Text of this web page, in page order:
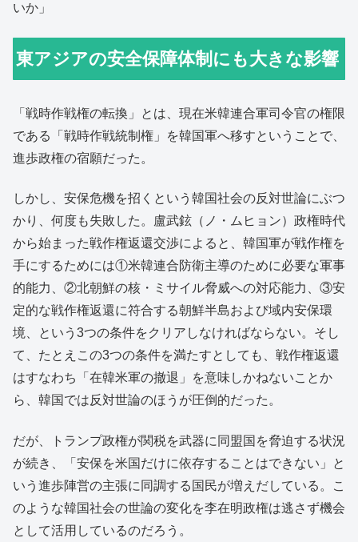
いか」
東アジアの安全保障体制にも大きな影響
「戦時作戦権の転換」とは、現在米韓連合軍司令官の権限
である「戦時作戦統制権」を韓国軍へ移すということで、
進歩政権の宿願だった。
しかし、安保危機を招くという韓国社会の反対世論にぶつ
かり、何度も失敗した。盧武鉉（ノ・ムヒョン）政権時代
から始まった戦作権返還交渉によると、韓国軍が戦作権を
手にするためには①米韓連合防衛主導のために必要な軍事
的能力、②北朝鮮の核・ミサイル脅威への対応能力、③安
定的な戦作権返還に符合する朝鮮半島および域内安保環
境、という3つの条件をクリアしなければならない。そし
て、たとえこの3つの条件を満たすとしても、戦作権返還
はすなわち「在韓米軍の撤退」を意味しかねないことか
ら、韓国では反対世論のほうが圧倒的だった。
だが、トランプ政権が関税を武器に同盟国を脅迫する状況
が続き、「安保を米国だけに依存することはできない」と
いう進歩陣営の主張に同調する国民が増えだしている。こ
のような韓国社会の世論の変化を李在明政権は逃さず機会
として活用しているのだろう。